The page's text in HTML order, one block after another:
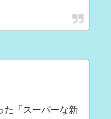
た「スーパーな新